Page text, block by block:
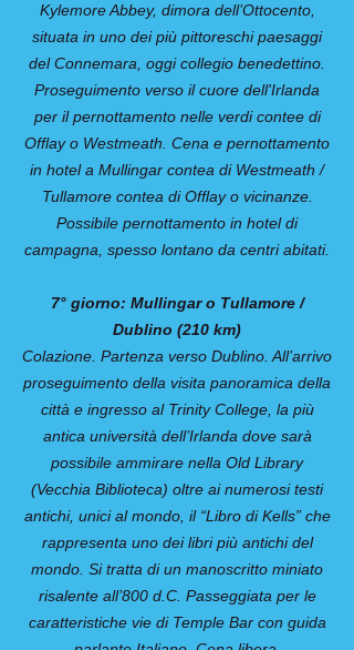
Kylemore Abbey, dimora dell’Ottocento,
situata in uno dei più pittoreschi paesaggi
del Connemara, oggi collegio benedettino.
Proseguimento verso il cuore dell'Irlanda
per il pernottamento nelle verdi contee di
Offlay o Westmeath. Cena e pernottamento
in hotel a Mullingar contea di Westmeath /
Tullamore contea di Offlay o vicinanze.
Possibile pernottamento in hotel di
campagna, spesso lontano da centri abitati.
7° giorno: Mullingar o Tullamore /
Dublino (210 km)
Colazione. Partenza verso Dublino. All’arrivo
proseguimento della visita panoramica della
città e ingresso al Trinity College, la più
antica università dell’Irlanda dove sarà
possibile ammirare nella Old Library
(Vecchia Biblioteca) oltre ai numerosi testi
antichi, unici al mondo, il “Libro di Kells” che
rappresenta uno dei libri più antichi del
mondo. Si tratta di un manoscritto miniato
risalente all’800 d.C. Passeggiata per le
caratteristiche vie di Temple Bar con guida